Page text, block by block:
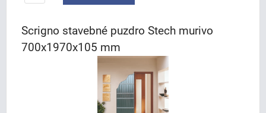
Scrigno stavebné puzdro Stech murivo
700x1970x105 mm